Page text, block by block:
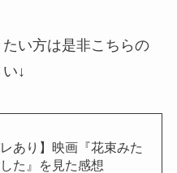
い方は是非こちらの
↓
レあり】映画『花束みた
た』を見た感想